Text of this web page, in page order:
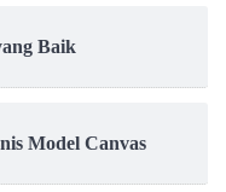
Baik
Model Canvas